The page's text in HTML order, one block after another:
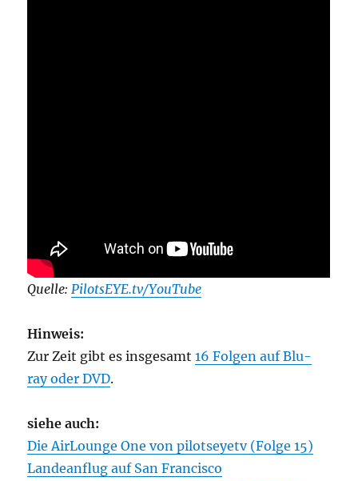
Quelle: PilotsEYE.tv/YouTube
Hinweis:
Zur Zeit gibt es insgesamt16 Folgen auf Blu-
ray oder DVD.
siehe auch:
Die AirLounge One von pilotseyetv (Folge 15)
Landeanflug auf San Francisco